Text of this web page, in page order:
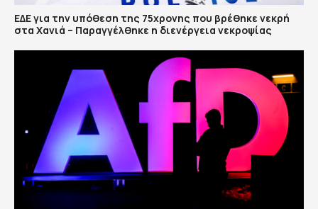
ΕΔΕ για την υπόθεση της 75χρονης που βρέθηκε νεκρή
στα Χανιά – Παραγγέλθηκε η διενέργεια νεκροψίας